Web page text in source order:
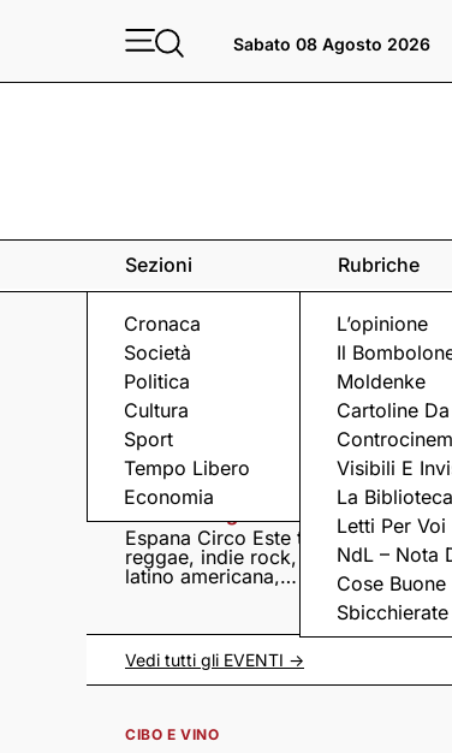
Sabato 08 Agosto 2026
Sezioni
Cronaca
Società
Politica
Cultura
Sport
Tempo Libero
Economia
Rubriche
L’opinione
Il
Moldenke
Cartoline
Visibili E
La
Letti Per Voi
NdL – Nota
Cose Buone
Sbicchierate
Eventi a Ravenna e dintorni
Espana Circo Este tra
reggae, indie rock,
latino americana,
Domenica
Hernandez &
Sampedro
il nuovo
Lumina
Vedi tutti gli EVENTI ->
CIBO E VINO